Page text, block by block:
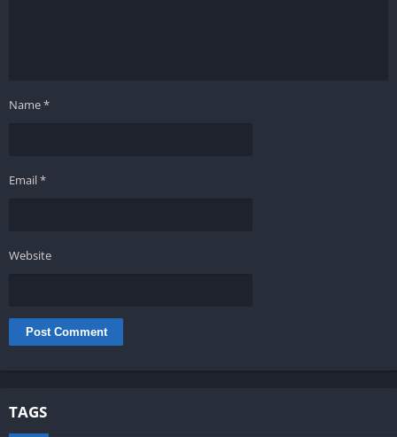
Name*
Email*
Website
TAGS